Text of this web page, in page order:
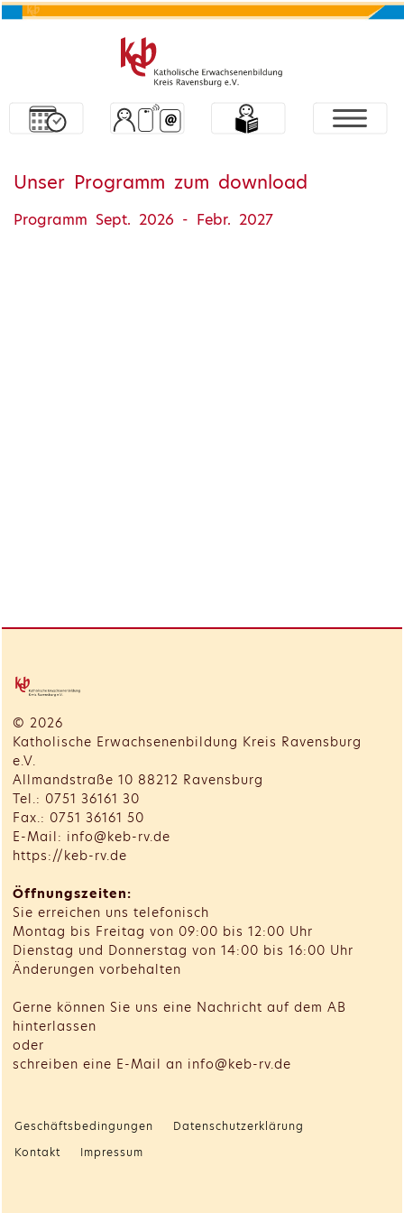
Unser Programm zum download
Programm Sept. 2026 - Febr. 2027
© 2026
Katholische Erwachsenenbildung Kreis Ravensburg
e.V.
Allmandstraße 10 88212 Ravensburg
Tel.: 0751 36161 30
Fax.: 0751 36161 50
E-Mail: info@keb-rv.de
https://keb-rv.de
Öffnungszeiten:
Sie erreichen uns telefonisch
Montag bis Freitag von 09:00 bis 12:00 Uhr
Dienstag und Donnerstag von 14:00 bis 16:00 Uhr
Änderungen vorbehalten
Gerne können Sie uns eine Nachricht auf dem AB
hinterlassen
oder
schreiben eine E-Mail an info@keb-rv.de
Geschäftsbedingungen
Datenschutzerklärung
Kontakt
Impressum